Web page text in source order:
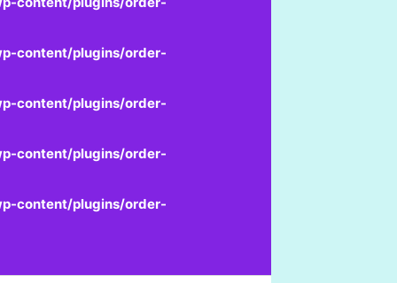
content/plugins/order-
content/plugins/order-
content/plugins/order-
content/plugins/order-